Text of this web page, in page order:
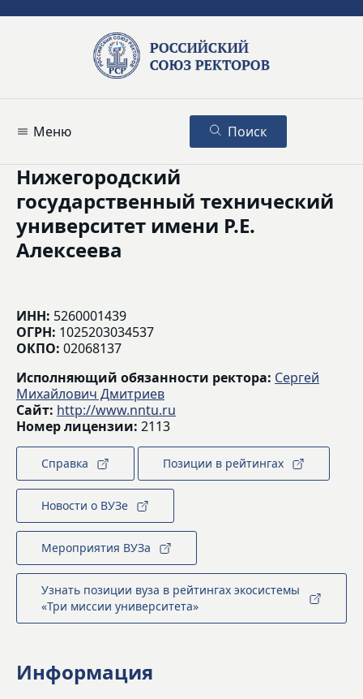
Меню Поиск
Нижегородский
государственный технический
университет имени Р.Е.
Алексеева
ИНН: 5260001439
ОГРН: 1025203034537
ОКПО: 02068137
Исполняющий обязанности ректора: Сергей
Михайлович Дмитриев
Сайт: http://www.nntu.ru
Номер лицензии: 2113
Справка Позиции в рейтингах
Новости о ВУЗе
Мероприятия ВУЗа
Узнать позиции вуза в рейтингах экосистемы
«Три миссии университета»
Информация